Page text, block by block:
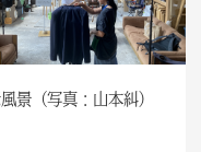
景（写真：山本糾）